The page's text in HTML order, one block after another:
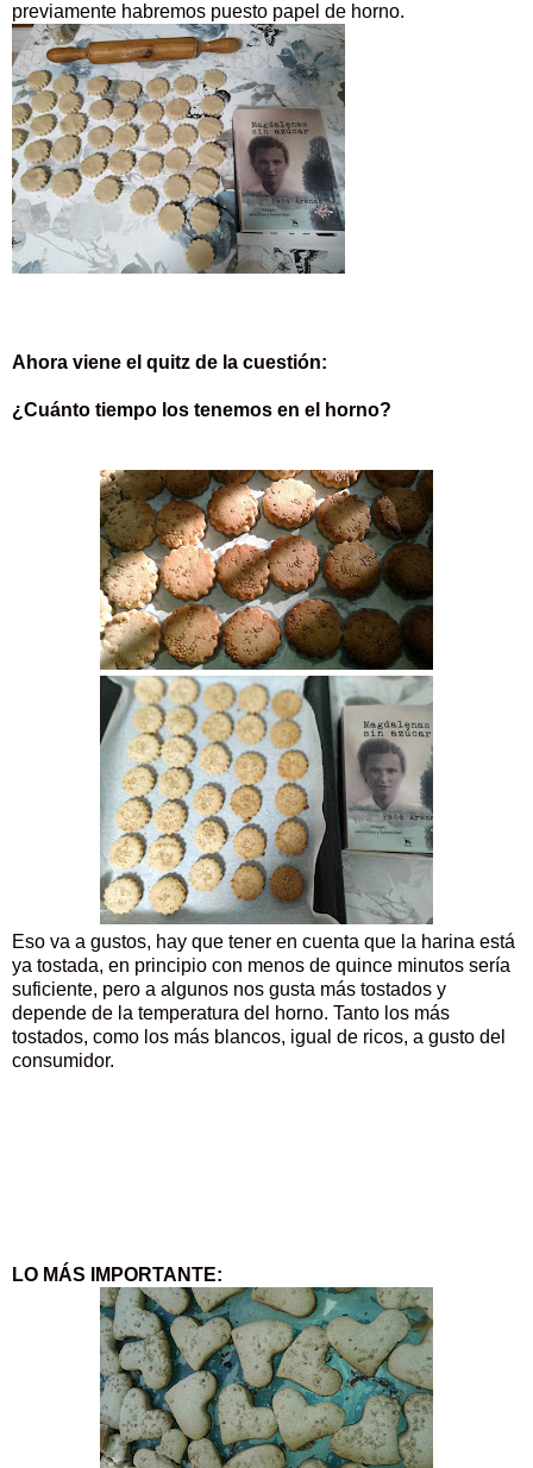
previamente habremos puesto papel de horno.
Ahora viene el quitz de la cuestión:
¿Cuánto tiempo los tenemos en el horno?
Eso va a gustos, hay que tener en cuenta que la harina está
ya tostada, en principio con menos de quince minutos sería
suficiente, pero a algunos nos gusta más tostados y
depende de la temperatura del horno. Tanto los más
tostados, como los más blancos, igual de ricos, a gusto del
consumidor.
LO MÁS IMPORTANTE: